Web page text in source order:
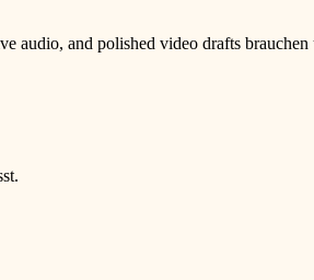
audio, and polished video drafts